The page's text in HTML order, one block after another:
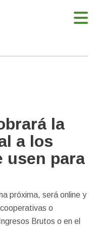
la
a los
usen para
próxima, será online y
o
Brutos o en el